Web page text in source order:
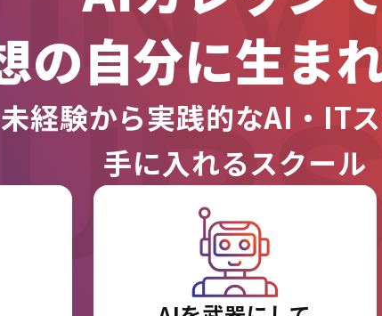
の自分に生ま
未経験から実践的なAI・IT
手に入れるスクール